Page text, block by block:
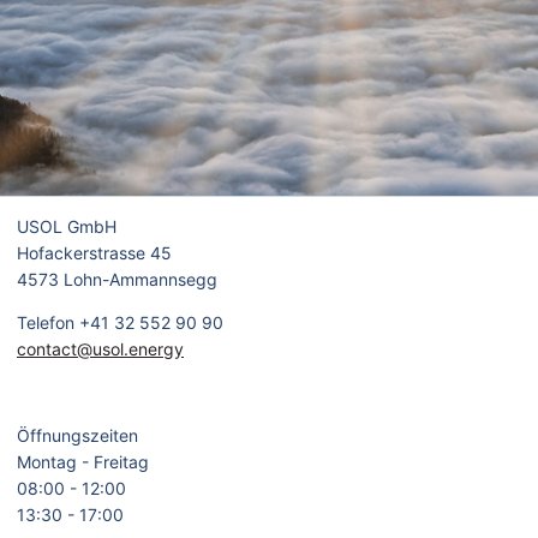
USOL GmbH
Hofackerstrasse 45
4573 Lohn-Ammannsegg
Telefon +41 32 552 90 90
contact@usol.energy
Öffnungszeiten
Montag - Freitag
08:00 - 12:00
13:30 - 17:00